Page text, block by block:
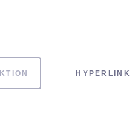
HYPERLINK